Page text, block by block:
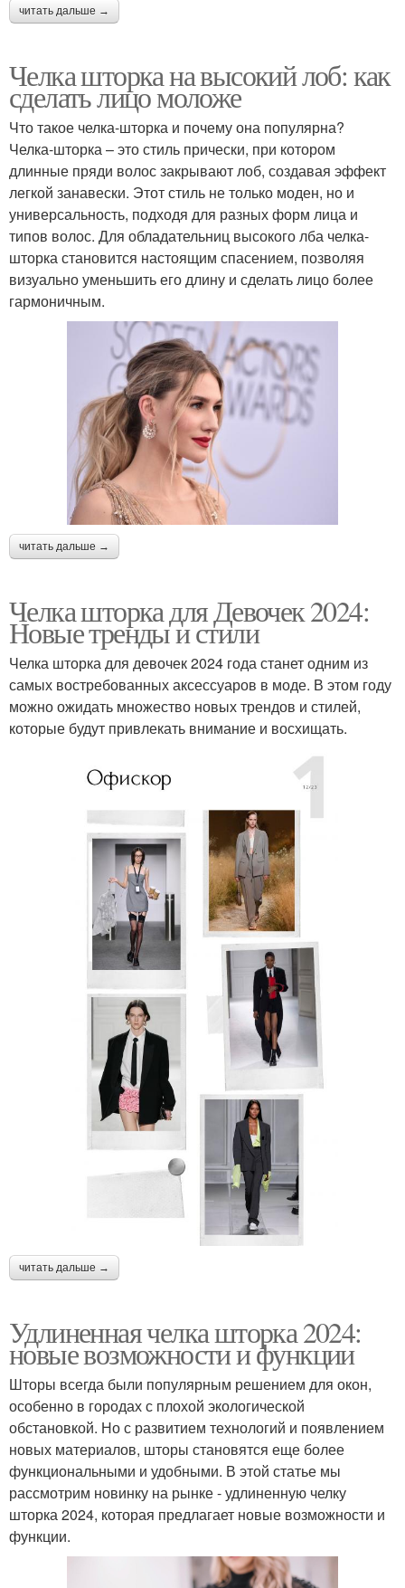
читать дальше →
Челка шторка на высокий лоб: как
сделать лицо моложе
Что такое челка-шторка и почему она популярна?
Челка-шторка – это стиль прически, при котором
длинные пряди волос закрывают лоб, создавая эффект
легкой занавески. Этот стиль не только моден, но и
универсальность, подходя для разных форм лица и
типов волос. Для обладательниц высокого лба челка-
шторка становится настоящим спасением, позволяя
визуально уменьшить его длину и сделать лицо более
гармоничным.
читать дальше →
Челка шторка для Девочек 2024:
Новые тренды и стили
Челка шторка для девочек 2024 года станет одним из
самых востребованных аксессуаров в моде. В этом году
можно ожидать множество новых трендов и стилей,
которые будут привлекать внимание и восхищать.
читать дальше →
Удлиненная челка шторка 2024:
новые возможности и функции
Шторы всегда были популярным решением для окон,
особенно в городах с плохой экологической
обстановкой. Но с развитием технологий и появлением
новых материалов, шторы становятся еще более
функциональными и удобными. В этой статье мы
рассмотрим новинку на рынке - удлиненную челку
шторка 2024, которая предлагает новые возможности и
функции.